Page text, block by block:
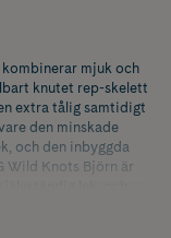
kombinerar mjuk och
knutet rep-skelett
extra tålig samtidigt
den minskade
och den inbyggda
Wild Knots Björn är